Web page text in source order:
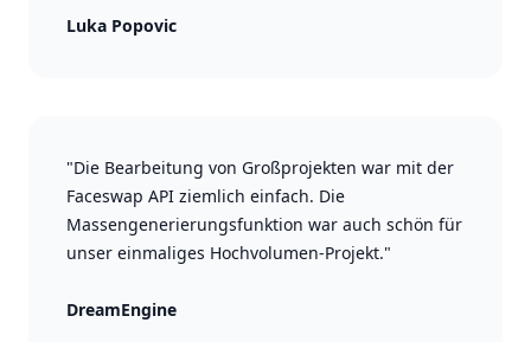
Luka Popovic
"Die Bearbeitung von Großprojekten war mit der
Faceswap API ziemlich einfach. Die
Massengenerierungsfunktion war auch schön für
unser einmaliges Hochvolumen-Projekt."
DreamEngine